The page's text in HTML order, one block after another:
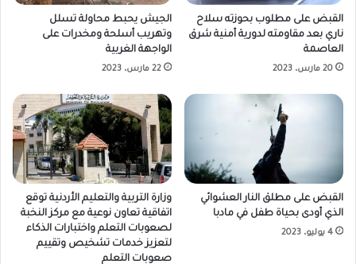
القبض على مطلوب بحوزته سلاح
ناري بعد مقاومته لدورية أمنية شرق
العاصمة
20 مارس، 2023
الجيش يحبط محاولة تسلل
وتهريب أسلحة ومخدرات على
الواجهة الغربية
22 مارس، 2023
القبض على مطلق النار العشوائي
الذي أودى بحياة طفل في مادبا
4 يوليو، 2023
وزارة التربية والتعليم الأردنية توقع
اتفاقية تعاون نوعية مع مركز النخبة
لصعوبات التعلم واختبارات الذكاء
لتعزيز خدمات تشخيص وتقييم
صعوبات التعلم